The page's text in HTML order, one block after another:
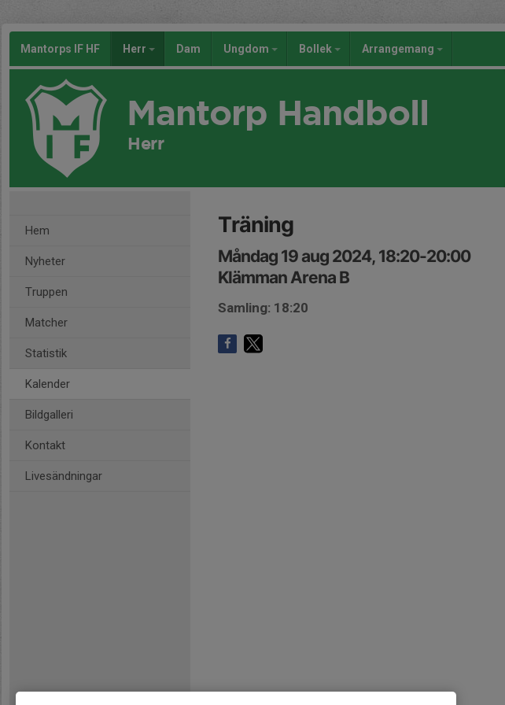
Mantorps IF HF Herr Dam Ungdom Bollek Arrangemang
Mantorp Handboll
Herr
Hem
Nyheter
Truppen
Matcher
Statistik
Kalender
Bildgalleri
Kontakt
Livesändningar
Träning
Måndag 19 aug 2024, 18:20-20:00
Klämman Arena B
Samling: 18:20